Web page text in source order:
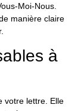
Moi-Nous.
manière claire
à
votre lettre. Elle